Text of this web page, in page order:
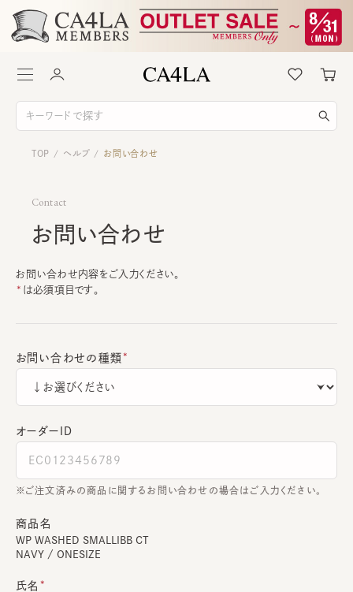
TOP / ヘルプ / お問い合わせ
Contact
お問い合わせ
お問い合わせ内容をご入力ください。
は必須項目です。
お問い合わせの種類
オーダーＩＤ
ご注文済みの商品に関するお問い合わせの場合はご入力ください。
商品名
WP WASHED SMALLIBB CT
NAVY / ONESIZE
氏名